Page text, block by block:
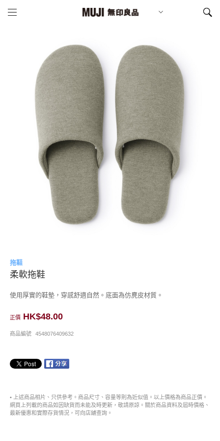
拖鞋
柔軟拖鞋
使用厚實的鞋墊，穿感舒適自然。底面為仿麂皮材質。
正價 HK$48.00
商品編號 4548076409632
• 上述商品相片、只供參考。商品尺寸、容量等則為近似值。以上價格為商品正價。
網頁上列載的商品如因缺貨而未能及時更新，敬請原諒。關於商品資料及屆時價格、
最新優惠和實際存貨情況，可向店舖查詢。